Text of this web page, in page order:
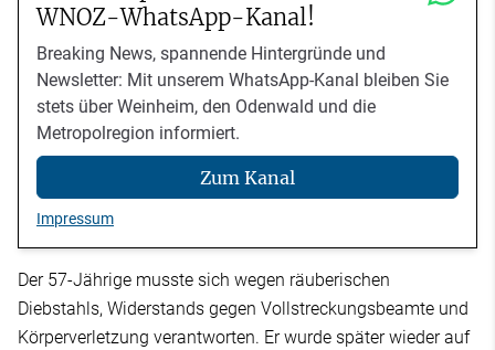
WNOZ-WhatsApp-Kanal!
Breaking News, spannende Hintergründe und
Newsletter: Mit unserem WhatsApp-Kanal bleiben Sie
stets über Weinheim, den Odenwald und die
Metropolregion informiert.
Zum Kanal
Impressum
Der 57-Jährige musste sich wegen räuberischen
Diebstahls, Widerstands gegen Vollstreckungsbeamte und
Körperverletzung verantworten. Er wurde später wieder auf